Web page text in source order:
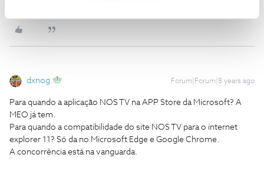
dxnog Forum|Forum|8 years ago
Para quando a aplicação NOS TV na APP Store da Microsoft? A
MEO já tem.
Para quando a compatibilidade do site NOS TV para o internet
explorer 11? Só da no Microsoft Edge e Google Chrome.
A concorrência está na vanguarda.